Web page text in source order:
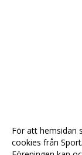
För att hemsidan
cookies från